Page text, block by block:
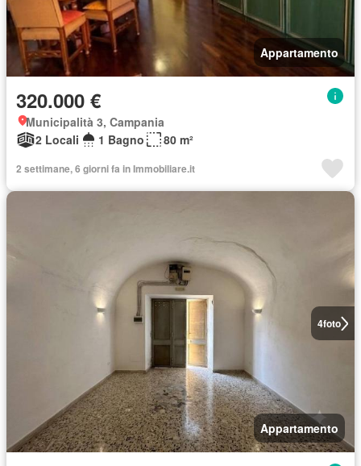
Appartamento
320.000 €
Municipalità 3, Campania
2 Locali
1 Bagno 80 m²
2 settimane, 6 giorni fa in Immobiliare.it
4foto
Appartamento